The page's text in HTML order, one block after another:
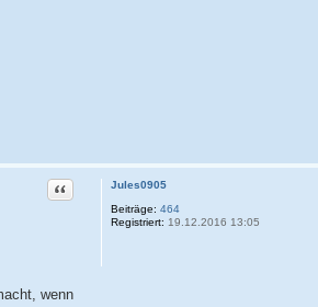
Jules0905
Beiträge: 464
Registriert: 19.12.2016 13:05
Zitat
wenn